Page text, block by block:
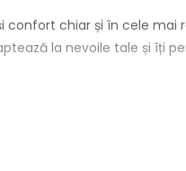
confort chiar și în cele
la nevoile tale și
se potriveste pe piciorul